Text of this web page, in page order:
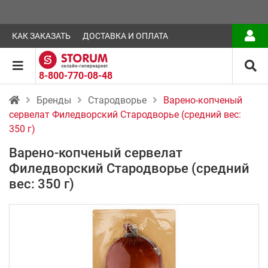
КАК ЗАКАЗАТЬ ДОСТАВКА И ОПЛАТА
8-800-770-08-48
Бренды Стародворье
Варено-копченый
сервелат Филедворский Стародворье (средний вес:
350 г)
Варено-копченый сервелат
Филедворский Стародворье (средний
вес: 350 г)